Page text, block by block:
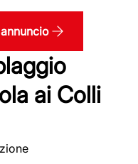
ai Colli